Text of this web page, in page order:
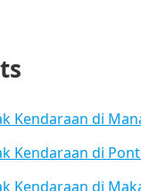
Kendaraan di
Kendaraan di
Kendaraan di